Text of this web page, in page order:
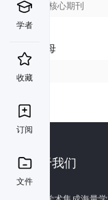
学者
收藏
订阅
文件
北大核心期刊
首字母
关于我们